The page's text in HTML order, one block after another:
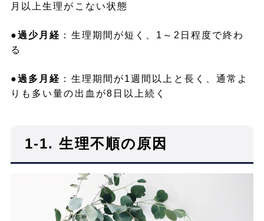
月以上生理がこない状態
●過少月経 ：生理期間が短く、1～2日程度で終わ
る
●過多月経 ：生理期間が1週間以上と長く、通常よ
りも多い量の出血が8日以上続く
1-1. 生理不順の原因